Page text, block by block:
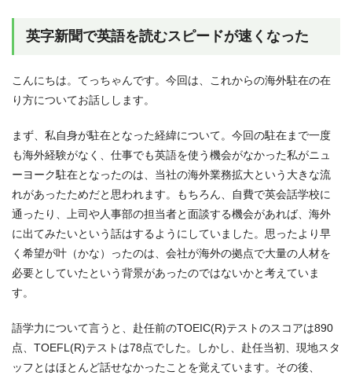
英字新聞で英語を読むスピードが速くなった
こんにちは。てっちゃんです。今回は、これからの海外駐在の在
り方についてお話しします。
まず、私自身が駐在となった経緯について。今回の駐在まで一度
も海外経験がなく、仕事でも英語を使う機会がなかった私がニュ
ーヨーク駐在となったのは、当社の海外業務拡大という大きな流
れがあったためだと思われます。もちろん、自費で英会話学校に
通ったり、上司や人事部の担当者と面談する機会があれば、海外
に出てみたいという話はするようにしていました。思ったより早
く希望が叶（かな）ったのは、会社が海外の拠点で大量の人材を
必要としていたという背景があったのではないかと考えていま
す。
語学力について言うと、赴任前のTOEIC(R)テストのスコアは890
点、TOEFL(R)テストは78点でした。しかし、赴任当初、現地スタ
ッフとはほとんど話せなかったことを覚えています。その後、